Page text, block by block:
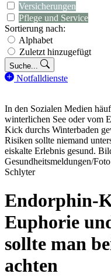
Versicherungen
Pflege und Service
Sortierung nach:
Alphabet
Zuletzt hinzugefügt
Suche...
Notfalldienste
In den Sozialen Medien
winterlichen See oder vom
Kick durchs Winterbaden
Risiken sollte niemand
eiskalte Erlebnis gesund.
Gesundheitsmeldungen/
Schlyter
Endorphin-
Euphorie
sollte man
achten